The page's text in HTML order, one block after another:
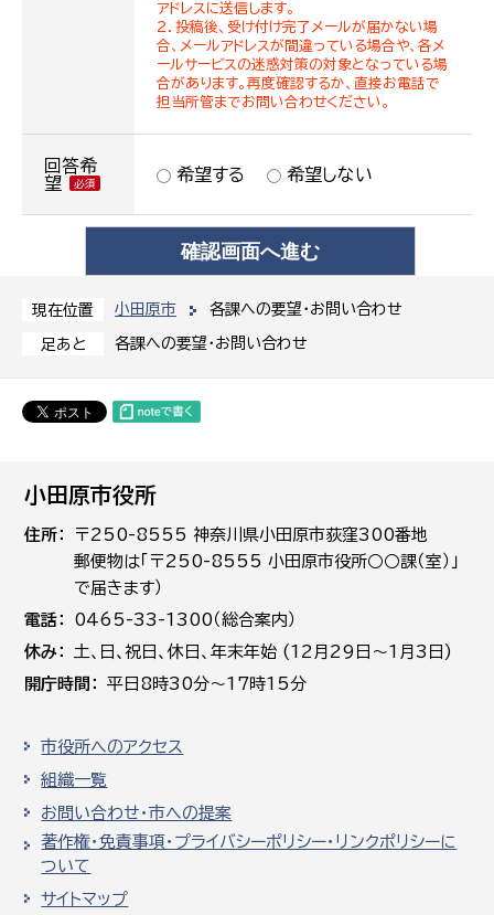
現在位置 小田原市 各課への要望・お問い合わせ
足あと 各課への要望・お問い合わせ
アドレスに送信します。
２．投稿後、受け付け完了メールが届かない場
合、メールアドレスが間違っている場合や、各メ
ールサービスの迷惑対策の対象となっている場
合があります。再度確認するか、直接お電話で
担当所管までお問い合わせください。
回答希
望
希望する 希望しない
小田原市役所
住所
〒250-8555 神奈川県小田原市荻窪300番地
郵便物は「〒250-8555 小田原市役所○○課（室）」
で届きます）
電話
0465-33-1300（総合案内）
休み
土､日､祝日、休日、年末年始 (12月29日～1月3日)
開庁時間
平日8時30分～17時15分
市役所へのアクセス
組織一覧
お問い合わせ・市への提案
著作権・免責事項・プライバシーポリシー・リンクポリシーに
ついて
サイトマップ